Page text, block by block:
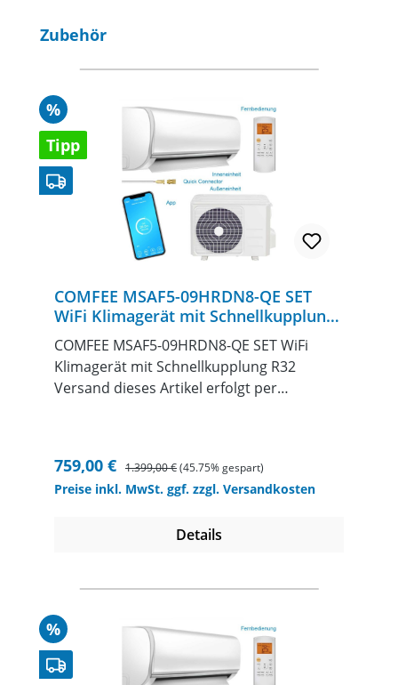
Produktgalerie überspringen
Zubehör
Rabatt
%
Tipp
COMFEE MSAF5-09HRDN8-QE SET
WiFi Klimagerät mit Schnellkupplung
R32
COMFEE MSAF5-09HRDN8-QE SET WiFi
Klimagerät mit Schnellkupplung R32
Versand dieses Artikel erfolgt per
Räume von ca. 32m²Komfort durch
wählbaren Betriebsmodus: Kühlen, Heizen,
Steuerung des Raumklimas mit der
Wärmepumpentechnikzusätzliches
Heizelement in der Außeneinheit
ermöglicht einen Heizbetrieb bis -15°C
Verkaufspreis:
759,00 € Regulärer Preis:
1.399,00 €(45.75% gespart)
Preise inkl. MwSt. ggf. zzgl. Versandkosten
Details
Rabatt
%